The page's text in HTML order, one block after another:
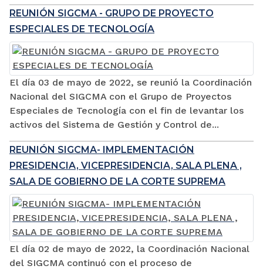
REUNIÓN SIGCMA - GRUPO DE PROYECTO
ESPECIALES DE TECNOLOGÍA
El día 03 de mayo de 2022, se reunió la Coordinación
Nacional del SIGCMA con el Grupo de Proyectos
Especiales de Tecnología con el fin de levantar los
activos del Sistema de Gestión y Control de...
REUNIÓN SIGCMA- IMPLEMENTACIÓN
PRESIDENCIA, VICEPRESIDENCIA, SALA PLENA ,
SALA DE GOBIERNO DE LA CORTE SUPREMA
El día 02 de mayo de 2022, la Coordinación Nacional
del SIGCMA continuó con el proceso de